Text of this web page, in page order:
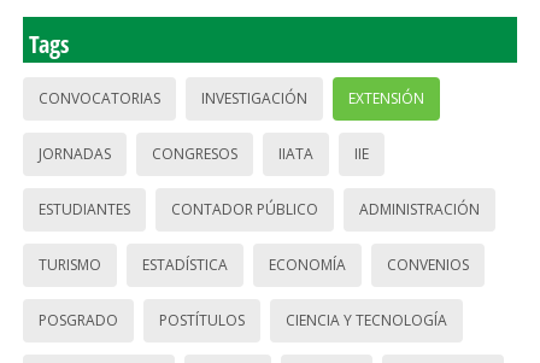
Tags
CONVOCATORIAS INVESTIGACIÓN EXTENSIÓN
JORNADAS CONGRESOS IIATA IIE
ESTUDIANTES CONTADOR PÚBLICO ADMINISTRACIÓN
TURISMO ESTADÍSTICA ECONOMÍA CONVENIOS
POSGRADO POSTÍTULOS CIENCIA Y TECNOLOGÍA